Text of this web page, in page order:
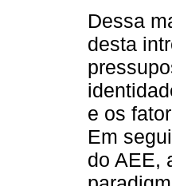
Dessa
desta
e os
Em
do AEE,